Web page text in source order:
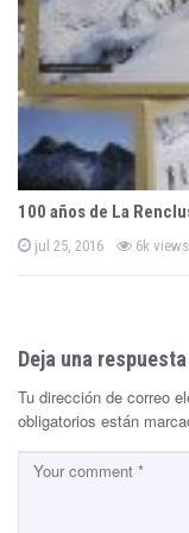
100 años de La
P
o
s
n
jul 25, 2016 6k views
Deja una respuesta
Tu dirección de correo
obligatorios están